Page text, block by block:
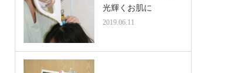
光輝くお肌に
2019.06.11